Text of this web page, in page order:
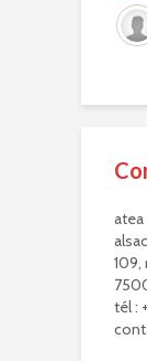
atea
109,
tél :